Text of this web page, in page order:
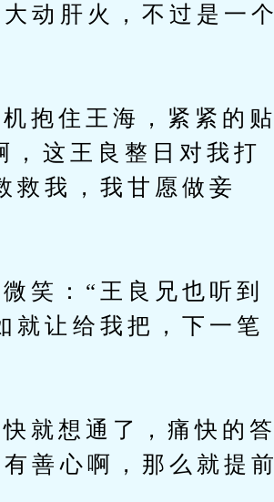
动肝火，不过是一个
抱住王海，紧紧的贴
，这王良整日对我打
救我，我甘愿做妾
笑：“王良兄也听到
就让给我把，下一笔
就想通了，痛快的答
善心啊，那么就提前